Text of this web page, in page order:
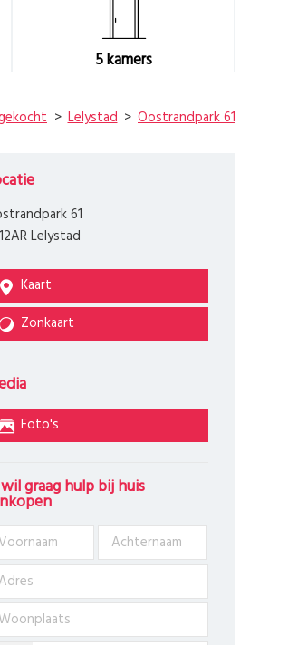
5kamers
Lelystad Oostrandpark 61
61
Lelystad
Kaart
Zonkaart
Foto's
graag hulp bij huis